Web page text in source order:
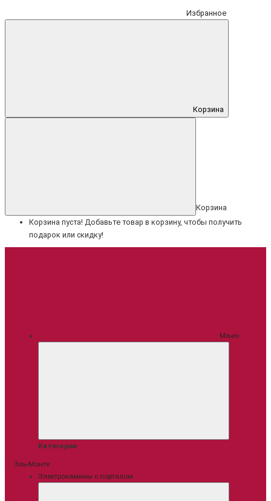
Избранное
Корзина
Корзина
Корзина пуста! Добавьте товар в корзину, чтобы получить
подарок или скидку!
Меню
Категории
Эль-Монте
Электрокамины с порталом